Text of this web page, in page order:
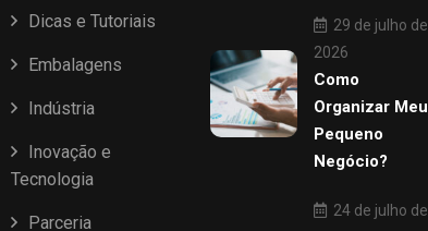
Dicas e Tutoriais
Embalagens
Indústria
Inovação e
Tecnologia
Parceria
29 de julho de
2026
Como
Organizar Meu
Pequeno
Negócio?
24 de julho de